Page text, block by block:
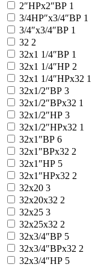
2″НРx2″ВР 1
3/4НР″x3/4″ВР 1
3/4″x3/4″ВР 1
32 2
32x1 1/4″ВР 1
32x1 1/4″НР 2
32x1 1/4″НРx32 1
32x1/2″ВР 3
32x1/2″ВРx32 1
32x1/2″НР 3
32x1/2″НРx32 1
32x1″ВР 6
32x1″ВРx32 2
32x1″НР 5
32x1″НРx32 2
32x20 3
32x20x32 2
32x25 3
32x25x32 2
32x3/4″ВР 5
32x3/4″ВРx32 2
32x3/4″НР 5